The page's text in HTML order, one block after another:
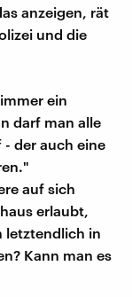
anzeigen, rät
und die
ein
darf man alle
der auch eine
auf sich
erlaubt,
letztendlich in
Kann man es